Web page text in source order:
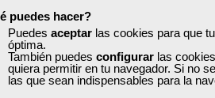
puedes hacer?
Puedes aceptar las cookies para que
óptima.
También puedes configurar las
quiera permitir en tu navegador. Si no
las que sean indispensables para la
recibir información sobre cursos, ofertas
acepto la